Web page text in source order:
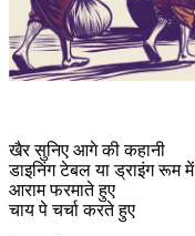
खैर सुनिए आगे की कहानी
डाइनिंग टेबल या ड्राइंग रूम में
आराम फरमाते हुए
चाय पे चर्चा करते हुए